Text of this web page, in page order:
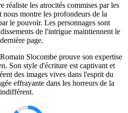
réaliste les atrocités commises par les
montre les profondeurs de la
le pouvoir. Les personnages sont
de l'intrigue maintiennent le
page.
Slocombe prouve son expertise
Son style d'écriture est captivant et
des images vives dans l'esprit du
effrayante dans les horreurs de la